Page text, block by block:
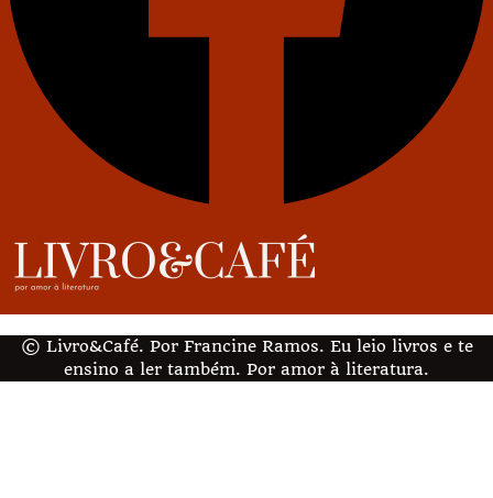
© Livro&Café. Por Francine Ramos. Eu leio livros e te
ensino a ler também. Por amor à literatura.